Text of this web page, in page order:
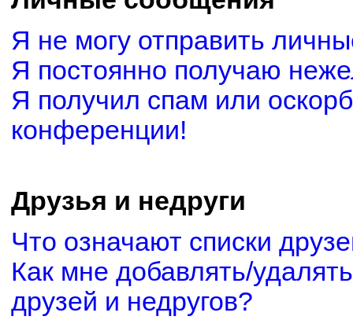
Я не могу отправить
Я постоянно получаю
Я получил спам или
конференции!
Друзья и недруги
Что означают списки
Как мне добавлять/
друзей и недругов?